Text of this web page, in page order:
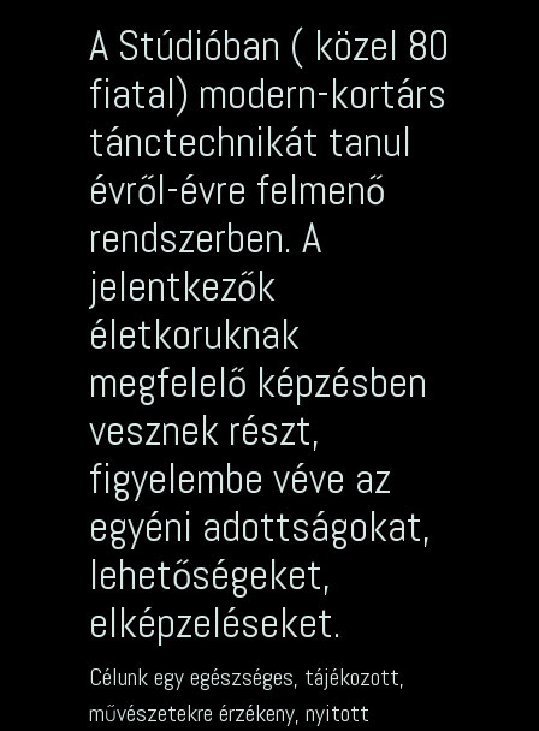
A Stúdióban ( közel 80
fiatal) modern-kortárs
tánctechnikát tanul
évről-évre felmenő
rendszerben. A
jelentkezők
életkoruknak
megfelelő képzésben
vesznek részt,
figyelembe véve az
egyéni adottságokat,
lehetőségeket,
elképzeléseket.
Célunk egy egészséges, tájékozott,
művészetekre érzékeny, nyitott